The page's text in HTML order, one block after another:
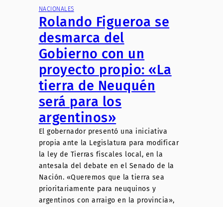
NACIONALES
Rolando Figueroa se
desmarca del
Gobierno con un
proyecto propio: «La
tierra de Neuquén
será para los
argentinos»
El gobernador presentó una iniciativa
propia ante la Legislatura para modificar
la ley de Tierras fiscales local, en la
antesala del debate en el Senado de la
Nación. «Queremos que la tierra sea
prioritariamente para neuquinos y
argentinos con arraigo en la provincia»,